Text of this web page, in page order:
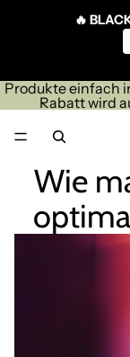
🔥
Produkte einfach
Rabatt wird
Wie